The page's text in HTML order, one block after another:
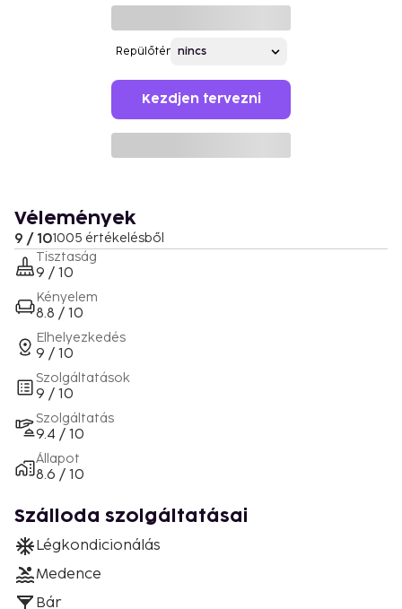
Repülőtér
Kezdjen tervezni
Vélemények
9 / 101005 értékelésből
Tisztaság
9 / 10
Kényelem
8.8 / 10
Elhelyezkedés
9 / 10
Szolgáltatások
9 / 10
Szolgáltatás
9.4 / 10
Állapot
8.6 / 10
Szálloda szolgáltatásai
Légkondicionálás
Medence
Bár